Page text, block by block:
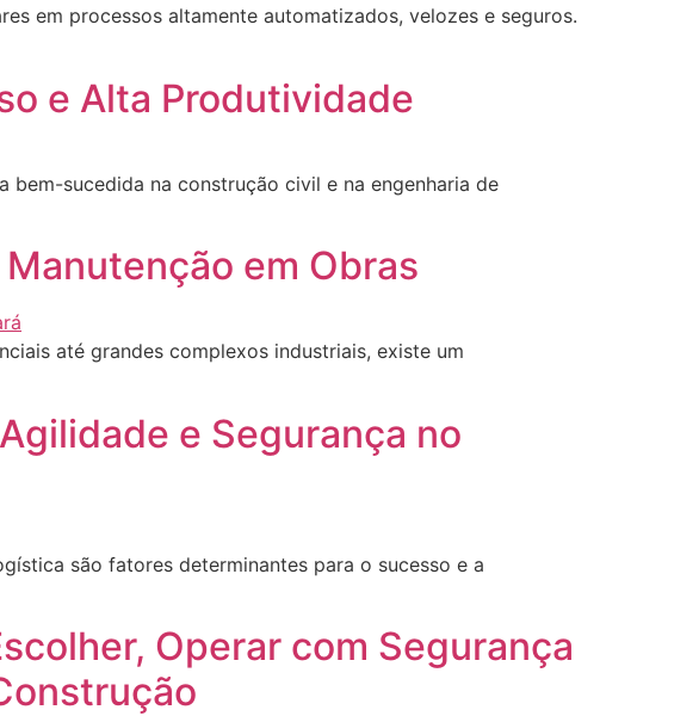
em processos altamente automatizados, velozes e seguros.
e Alta Produtividade
sucedida na construção civil e na engenharia de
em Obras
até grandes complexos industriais, existe um
e Segurança no
são fatores determinantes para o sucesso e a
Operar com Segurança